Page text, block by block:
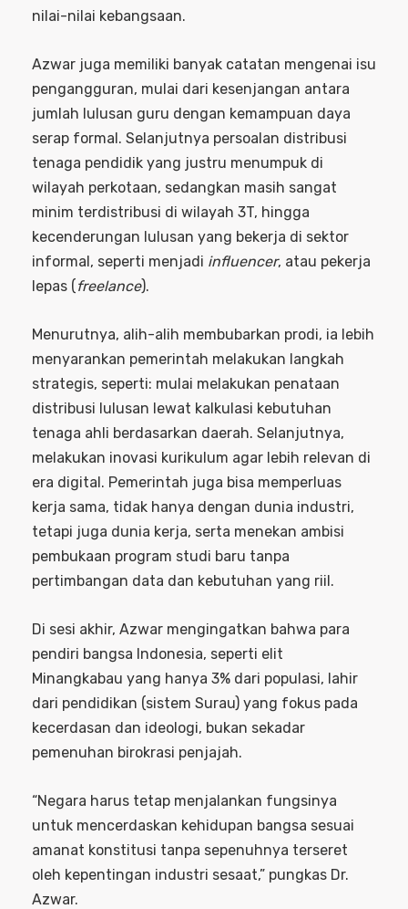
nilai-nilai kebangsaan.
Azwar juga memiliki banyak catatan mengenai isu
pengangguran, mulai dari kesenjangan antara
jumlah lulusan guru dengan kemampuan daya
serap formal. Selanjutnya persoalan distribusi
tenaga pendidik yang justru menumpuk di
wilayah perkotaan, sedangkan masih sangat
minim terdistribusi di wilayah 3T, hingga
kecenderungan lulusan yang bekerja di sektor
informal, seperti menjadi influencer, atau pekerja
lepas (freelance).
Menurutnya, alih-alih membubarkan prodi, ia lebih
menyarankan pemerintah melakukan langkah
strategis, seperti: mulai melakukan penataan
distribusi lulusan lewat kalkulasi kebutuhan
tenaga ahli berdasarkan daerah. Selanjutnya,
melakukan inovasi kurikulum agar lebih relevan di
era digital. Pemerintah juga bisa memperluas
kerja sama, tidak hanya dengan dunia industri,
tetapi juga dunia kerja, serta menekan ambisi
pembukaan program studi baru tanpa
pertimbangan data dan kebutuhan yang riil.
Di sesi akhir, Azwar mengingatkan bahwa para
pendiri bangsa Indonesia, seperti elit
Minangkabau yang hanya 3% dari populasi, lahir
dari pendidikan (sistem Surau) yang fokus pada
kecerdasan dan ideologi, bukan sekadar
pemenuhan birokrasi penjajah.
“Negara harus tetap menjalankan fungsinya
untuk mencerdaskan kehidupan bangsa sesuai
amanat konstitusi tanpa sepenuhnya terseret
oleh kepentingan industri sesaat,” pungkas Dr.
Azwar.